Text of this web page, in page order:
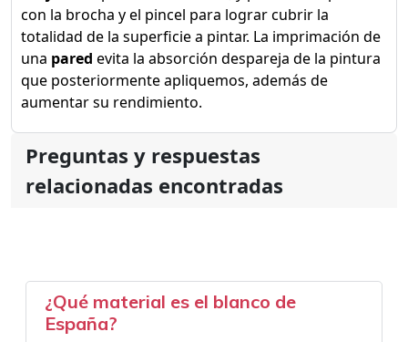
con la brocha y el pincel para lograr cubrir la
totalidad de la superficie a pintar. La imprimación de
una pared evita la absorción despareja de la pintura
que posteriormente apliquemos, además de
aumentar su rendimiento.
Preguntas y respuestas
relacionadas encontradas
¿Qué material es el blanco de
España?